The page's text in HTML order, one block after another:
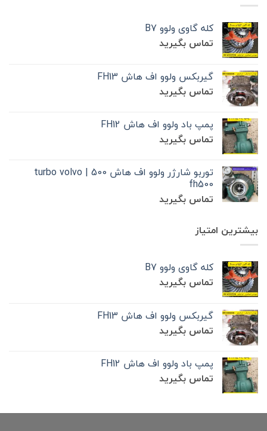
کله گاوی ولوو B7
تماس بگیرید
گیربکس ولوو اف هاش FH13
تماس بگیرید
پمپ باد ولوو اف هاش FH12
تماس بگیرید
توربو شارژر ولوو اف هاش 500 | turbo volvo
fh500
تماس بگیرید
بیشترین امتیاز
کله گاوی ولوو B7
تماس بگیرید
گیربکس ولوو اف هاش FH13
تماس بگیرید
پمپ باد ولوو اف هاش FH12
تماس بگیرید